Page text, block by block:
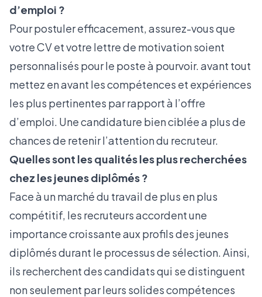
d’emploi ?
Pour postuler efficacement, assurez-vous que
votre CV et votre lettre de motivation soient
personnalisés pour le poste à pourvoir. avant tout
mettez en avant les compétences et expériences
les plus pertinentes par rapport à l’offre
d’emploi. Une candidature bien ciblée a plus de
chances de retenir l’attention du recruteur.
Quelles sont les qualités les plus recherchées
chez les jeunes diplômés ?
Face à un marché du travail de plus en plus
compétitif, les recruteurs accordent une
importance croissante aux profils des jeunes
diplômés durant le processus de sélection. Ainsi,
ils recherchent des candidats qui se distinguent
non seulement par leurs solides compétences